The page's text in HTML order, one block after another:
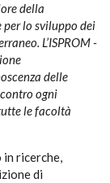
della
per lo sviluppo dei
L’ISPROM -
delle
ogni
le facoltà
ricerche,
di